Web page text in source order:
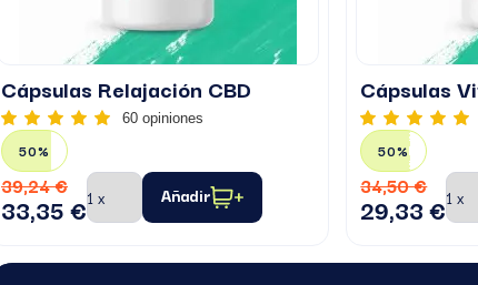
Cápsulas Relajación CBD
60 opiniones
50%
39,24 €
33,35 € Añadir
Cápsulas
50%
34,50 €
29,33 €